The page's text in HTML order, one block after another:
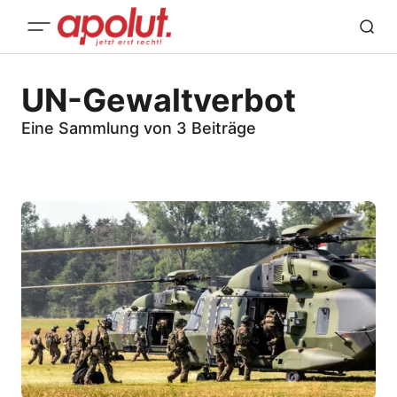
UN-Gewaltverbot
Eine Sammlung von 3 Beiträge